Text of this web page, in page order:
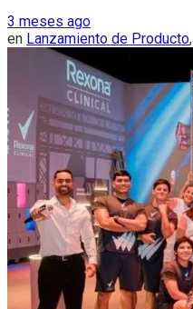
3 meses ago
en Lanzamiento de Producto,